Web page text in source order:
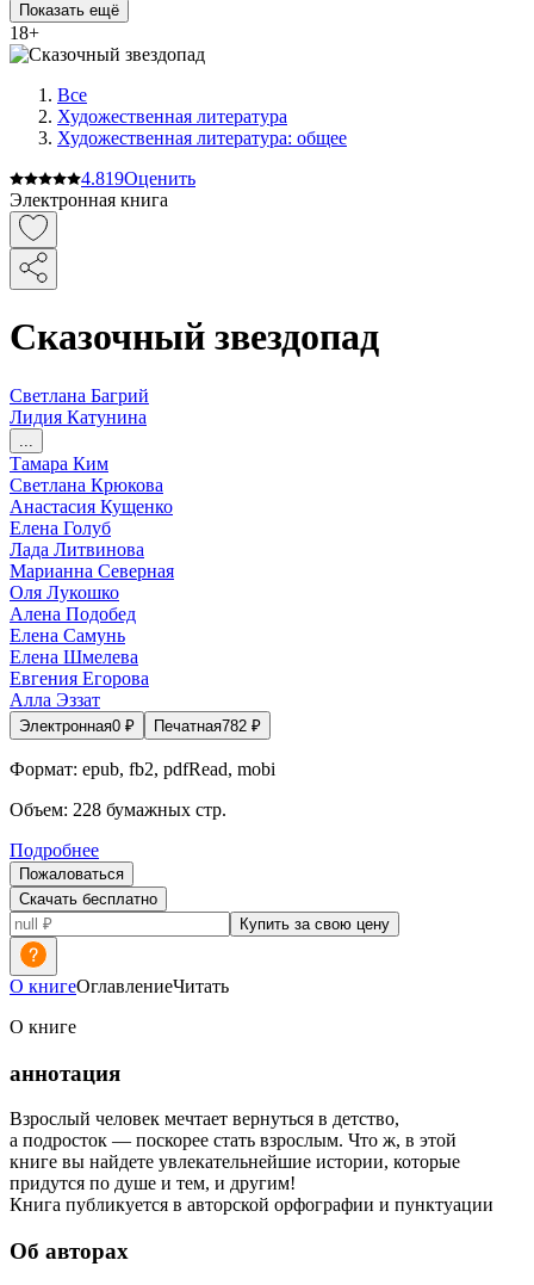
Показать ещё
18+
Все
Художественная литература
Художественная литература: общее
4.819Оценить
Электронная книга
Сказочный звездопад
Светлана Багрий
Лидия Катунина
Тамара Ким
Светлана Крюкова
Анастасия Кущенко
Елена Голуб
Лада Литвинова
Марианна Северная
Оля Лукошко
Алена Подобед
Елена Самунь
Елена Шмелева
Евгения Егорова
Алла Эззат
Электронная0 ₽ Печатная782 ₽
Формат: epub, fb2, pdfRead, mobi
Объем: 228 бумажных стр.
Подробнее
Пожаловаться
Скачать бесплатно
Купить за свою цену
О книгеОглавлениеЧитать
О книге
аннотация
Взрослый человек мечтает вернуться в детство,
а подросток — поскорее стать взрослым. Что ж, в этой
книге вы найдете увлекательнейшие истории, которые
придутся по душе и тем, и другим!
Книга публикуется в авторской орфографии и пунктуации
Об авторах